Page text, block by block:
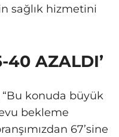
sağlık hizmetini
40 AZALDI’
konuda büyük
bekleme
67’sine